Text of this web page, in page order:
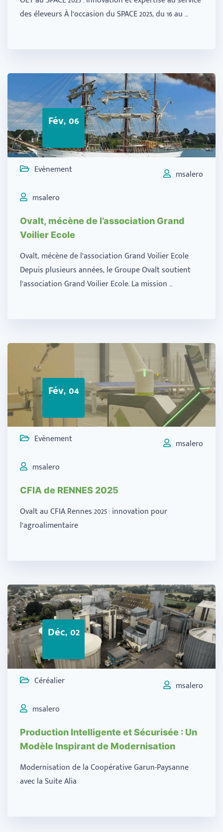
des éleveurs À l’occasion du SPACE 2025, du 16 au …
Fév, 06
Evènement
msalero
msalero
Ovalt, mécène de l’association Grand
Voilier Ecole
Ovalt, mécène de l’association Grand Voilier Ecole
Depuis plusieurs années, le Groupe Ovalt soutient
l’association Grand Voilier Ecole. La mission …
Fév, 04
Evènement
msalero
msalero
CFIA de RENNES 2025
Ovalt au CFIA Rennes 2025 : innovation pour
l’agroalimentaire
Déc, 02
Céréalier
msalero
msalero
Production Intelligente et Sécurisée : Un
Modèle Inspirant de Modernisation​
Modernisation de la Coopérative Garun-Paysanne
avec la Suite Alia